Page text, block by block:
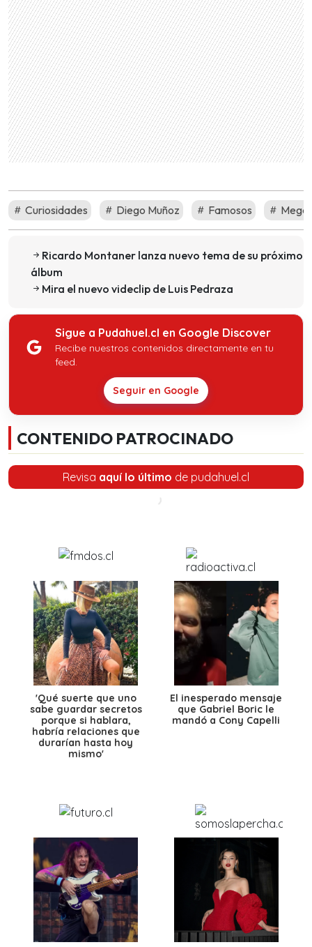
Curiosidades Diego Muñoz Famosos Mega
Ricardo Montaner lanza nuevo tema de su próximo
álbum
Mira el nuevo videclip de Luis Pedraza
Sigue a Pudahuel.cl en Google Discover
Recibe nuestros contenidos directamente en tu
feed.
Seguir en Google
CONTENIDO PATROCINADO
Revisa aquí lo último de pudahuel.cl
'Qué suerte que uno
sabe guardar secretos
porque si hablara,
habría relaciones que
durarían hasta hoy
mismo'
El inesperado mensaje
que Gabriel Boric le
mandó a Cony Capelli